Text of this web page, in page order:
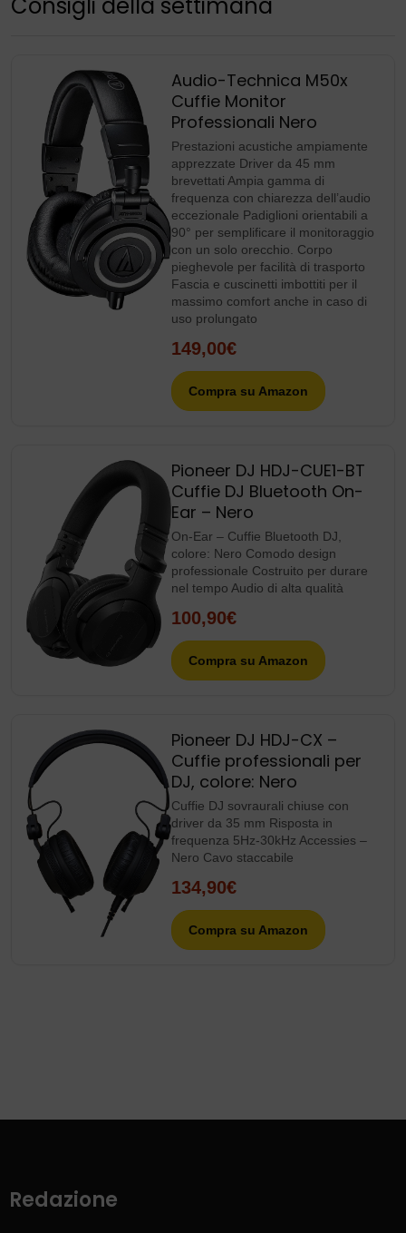
Consigli della settimana
Audio-Technica M50x
Cuffie Monitor
Professionali Nero
Prestazioni acustiche ampiamente
apprezzate Driver da 45 mm
brevettati Ampia gamma di
frequenza con chiarezza dell’audio
eccezionale Padiglioni orientabili a
90° per semplificare il monitoraggio
con un solo orecchio. Corpo
pieghevole per facilità di trasporto
Fascia e cuscinetti imbottiti per il
massimo comfort anche in caso di
uso prolungato
149,00€
Compra su Amazon
Pioneer DJ HDJ-CUE1-BT
Cuffie DJ Bluetooth On-
Ear – Nero
On-Ear – Cuffie Bluetooth DJ,
colore: Nero Comodo design
professionale Costruito per durare
nel tempo Audio di alta qualità
100,90€
Compra su Amazon
Pioneer DJ HDJ-CX –
Cuffie professionali per
DJ, colore: Nero
Cuffie DJ sovraurali chiuse con
driver da 35 mm Risposta in
frequenza 5Hz-30kHz Accessies –
Nero Cavo staccabile
134,90€
Compra su Amazon
Redazione